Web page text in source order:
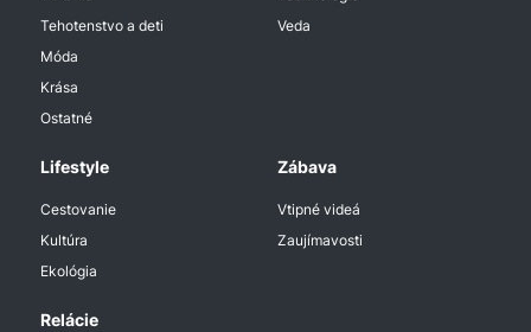
Tehotenstvo a deti
Móda
Krása
Ostatné
Veda
Lifestyle
Cestovanie
Kultúra
Ekológia
Zábava
Vtipné videá
Zaujímavosti
Relácie